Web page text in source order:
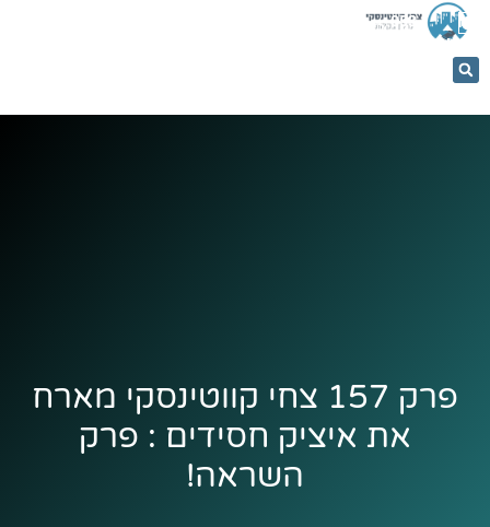
053-
5366884
פרק 157 צחי קווטינסקי מארח
את איציק חסידים : פרק
השראה!